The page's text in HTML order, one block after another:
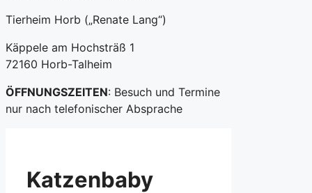
Tierheim Horb („Renate Lang“)
Käppele am Hochsträß 1
72160 Horb-Talheim
ÖFFNUNGSZEITEN: Besuch und Termine
nur nach telefonischer Absprache
Katzenbaby